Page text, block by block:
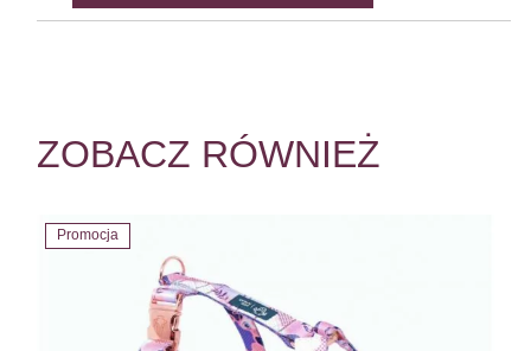
ZOBACZ RÓWNIEŻ
Promocja